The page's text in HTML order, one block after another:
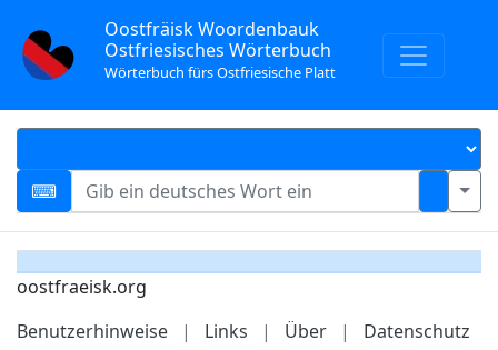
Oostfräisk Woordenbauk
Ostfriesisches Wörterbuch
Wörterbuch fürs Ostfriesische Platt
oostfraeisk.org
Benutzerhinweise
| Links | Über | Datenschutz